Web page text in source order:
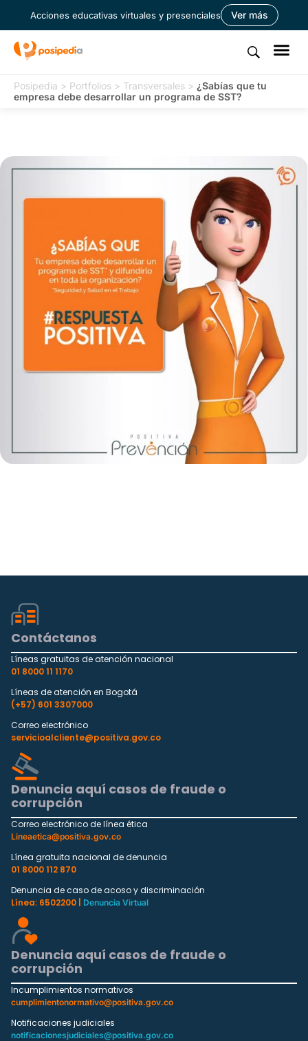
Acciones educativas virtuales y presenciales Ver más
Posipedia > Portfolios > Transversales > ¿Sabías que tu
empresa debe desarrollar un programa de SST?
Contáctanos
Líneas gratuitas de atención nacional
01 8000 11 1170
Líneas de atención en Bogotá
(+57) 601 3307000
Correo electrónico
servicioalcliente@positiva.gov.co
Denuncia aquí casos de fraude o
corrupción
Correo electrónico de línea ética
Lineaetica@positiva.gov.co
Línea gratuita nacional de denuncia
01 8000 112 870
Denuncia de caso de acoso y discriminación
Línea: 6502200 |
Denuncia Virtual
Denuncia aquí casos de fraude o
corrupción
Incumplimientos normativos
cumplimientonormativo@positiva.gov.co
Notificaciones judiciales
notificacionesjudiciales@positiva.gov.co